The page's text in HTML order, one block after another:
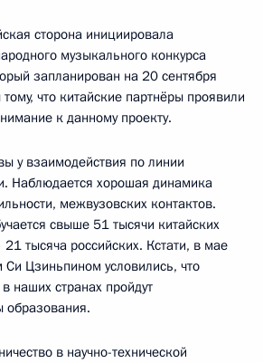
сторона инициировала
музыкального конкурса
запланирован на 20 сентября
что китайские партнёры проявили
к данному проекту.
у взаимодействия по линии
Наблюдается хорошая динамика
межвузовских контактов.
свыше 51 тысячи китайских
21 тысяча российских. Кстати, в мае
Цзиньпином условились, что
наших странах пройдут
образования.
в научно-технической